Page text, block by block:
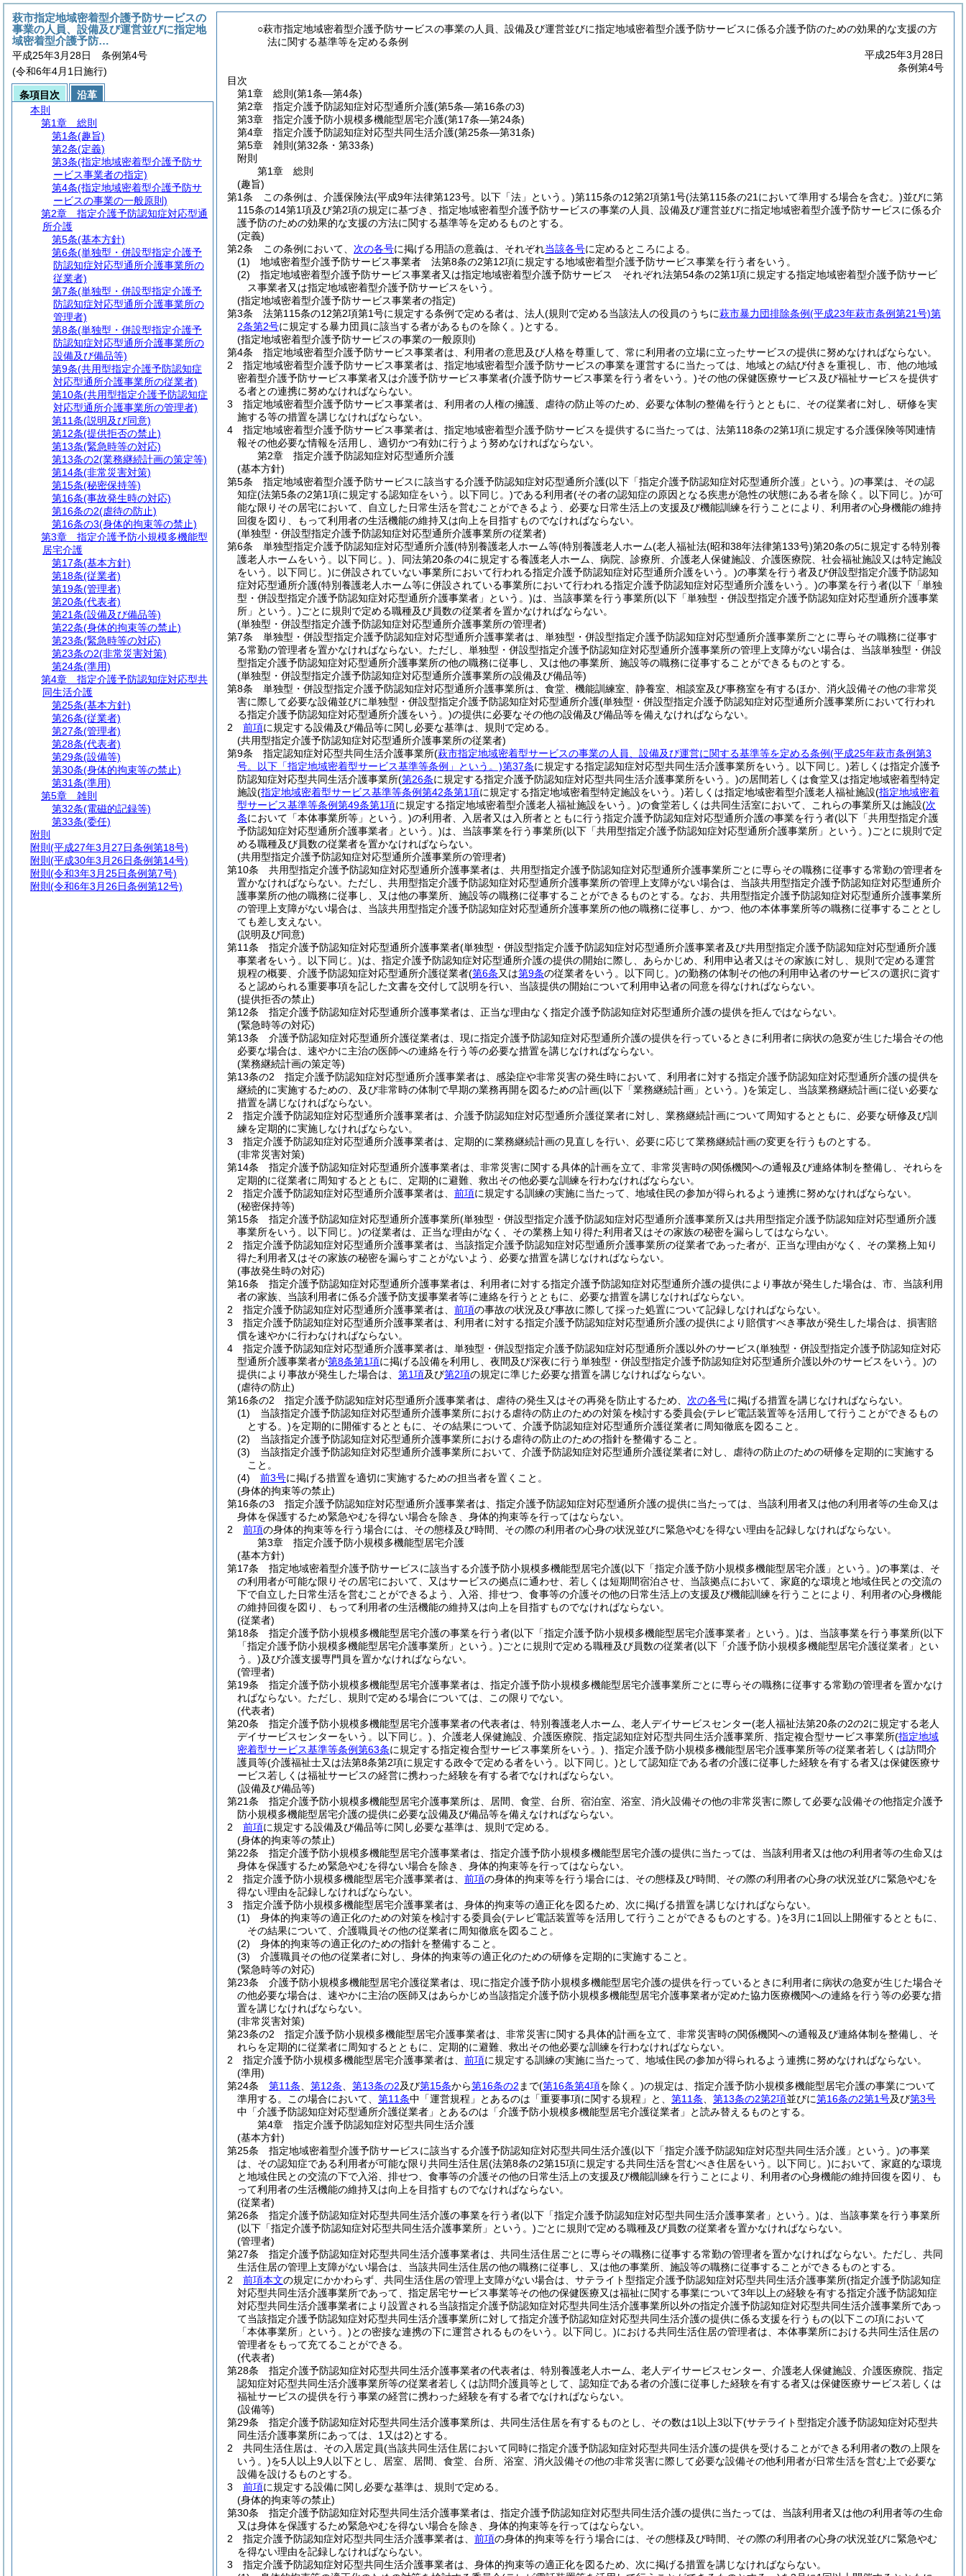
○萩市指定地域密着型介護予防サービスの事業の人員、設備及び運営並びに指定地域密着型介護予防サービスに係る介護予防のための効果的な支援の方
法に関する基準等を定める条例
平成25年3月28日
条例第4号
目次
第1章
総則 (第1条―第4条)
第2章
指定介護予防認知症対応型通所介護(第5条―第16条の3)
第3章
指定介護予防小規模多機能型居宅介護(第17条―第24条)
第4章
指定介護予防認知症対応型共同生活介護(第25条―第31条)
第5章
雑則 (第32条・第33条)
附則
第1章
総則
(趣旨)
第1条
この条例は、介護保険法(平成9年法律第123号。以下「法」という。)第115条の12第2項第1号(法第115条の21において準用する場合を含む。)並びに第
115条の14第1項及び第2項の規定に基づき、指定地域密着型介護予防サービスの事業の人員、設備及び運営並びに指定地域密着型介護予防サービスに係る介
護予防のための効果的な支援の方法に関する基準等を定めるものとする。
(定義)
第2条
この条例において、 次の各号に掲げる用語の意義は、それぞれ当該各号に定めるところによる。
(1)
地域密着型介護予防サービス事業者 法第8条の2第12項に規定する地域密着型介護予防サービス事業を行う者をいう。
(2)
指定地域密着型介護予防サービス事業者又は指定地域密着型介護予防サービス それぞれ法第54条の2第1項に規定する指定地域密着型介護予防サービ
ス事業者又は指定地域密着型介護予防サービスをいう。
(指定地域密着型介護予防サービス事業者の指定)
第3条
法第115条の12第2項第1号に規定する条例で定める者は、法人(規則で定める当該法人の役員のうちに萩市暴力団排除条例(平成23年萩市条例第21号)第
2条第2号に規定する暴力団員に該当する者があるものを除く。)とする。
(指定地域密着型介護予防サービスの事業の一般原則)
第4条
指定地域密着型介護予防サービス事業者は、利用者の意思及び人格を尊重して、常に利用者の立場に立ったサービスの提供に努めなければならない。
2
指定地域密着型介護予防サービス事業者は、指定地域密着型介護予防サービスの事業を運営するに当たっては、地域との結び付きを重視し、市、他の地域
密着型介護予防サービス事業者又は介護予防サービス事業者(介護予防サービス事業を行う者をいう。)その他の保健医療サービス及び福祉サービスを提供す
る者との連携に努めなければならない。
3
指定地域密着型介護予防サービス事業者は、利用者の人権の擁護、虐待の防止等のため、必要な体制の整備を行うとともに、その従業者に対し、研修を実
施する等の措置を講じなければならない。
4
指定地域密着型介護予防サービス事業者は、指定地域密着型介護予防サービスを提供するに当たっては、法第118条の2第1項に規定する介護保険等関連情
報その他必要な情報を活用し、適切かつ有効に行うよう努めなければならない。
第2章
指定介護予防認知症対応型通所介護
(基本方針)
第5条
指定地域密着型介護予防サービスに該当する介護予防認知症対応型通所介護(以下「指定介護予防認知症対応型通所介護」という。)の事業は、その認
知症(法第5条の2第1項に規定する認知症をいう。以下同じ。)である利用者(その者の認知症の原因となる疾患が急性の状態にある者を除く。以下同じ。)が可
能な限りその居宅において、自立した日常生活を営むことができるよう、必要な日常生活上の支援及び機能訓練を行うことにより、利用者の心身機能の維持
回復を図り、もって利用者の生活機能の維持又は向上を目指すものでなければならない。
(単独型・併設型指定介護予防認知症対応型通所介護事業所の従業者)
第6条
単独型指定介護予防認知症対応型通所介護(特別養護老人ホーム等(特別養護老人ホーム(老人福祉法(昭和38年法律第133号)第20条の5に規定する特別養
護老人ホームをいう。以下同じ。) 、同法第20条の4に規定する養護老人ホーム、病院、診療所、介護老人保健施設、介護医療院、社会福祉施設又は特定施設
をいう。以下同じ。)に併設されていない事業所において行われる指定介護予防認知症対応型通所介護をいう。)の事業を行う者及び併設型指定介護予防認知
症対応型通所介護(特別養護老人ホーム等に併設されている事業所において行われる指定介護予防認知症対応型通所介護をいう。)の事業を行う者(以下「単独
型・併設型指定介護予防認知症対応型通所介護事業者」という。)は、当該事業を行う事業所(以下「単独型・併設型指定介護予防認知症対応型通所介護事業
所」という。)ごとに規則で定める職種及び員数の従業者を置かなければならない。
(単独型・併設型指定介護予防認知症対応型通所介護事業所の管理者)
第7条
単独型・併設型指定介護予防認知症対応型通所介護事業者は、単独型・併設型指定介護予防認知症対応型通所介護事業所ごとに専らその職務に従事す
る常勤の管理者を置かなければならない。 ただし、単独型・併設型指定介護予防認知症対応型通所介護事業所の管理上支障がない場合は、当該単独型・併設
型指定介護予防認知症対応型通所介護事業所の他の職務に従事し、又は他の事業所、施設等の職務に従事することができるものとする。
(単独型・併設型指定介護予防認知症対応型通所介護事業所の設備及び備品等)
第8条
単独型・併設型指定介護予防認知症対応型通所介護事業所は、食堂、機能訓練室、静養室、相談室及び事務室を有するほか、消火設備その他の非常災
害に際して必要な設備並びに単独型・併設型指定介護予防認知症対応型通所介護(単独型・併設型指定介護予防認知症対応型通所介護事業所において行われ
る指定介護予防認知症対応型通所介護をいう。)の提供に必要なその他の設備及び備品等を備えなければならない。
2
前項に規定する設備及び備品等に関し必要な基準は、規則で定める。
(共用型指定介護予防認知症対応型通所介護事業所の従業者)
第9条
指定認知症対応型共同生活介護事業所(萩市指定地域密着型サービスの事業の人員、設備及び運営に関する基準等を定める条例(平成25年萩市条例第3
号。以下「指定地域密着型サービス基準等条例」という。)第37条に規定する指定認知症対応型共同生活介護事業所をいう。以下同じ。)若しくは指定介護予
防認知症対応型共同生活介護事業所(第26条に規定する指定介護予防認知症対応型共同生活介護事業所をいう。)の居間若しくは食堂又は指定地域密着型特定
施設(指定地域密着型サービス基準等条例第42条第1項に規定する指定地域密着型特定施設をいう。)若しくは指定地域密着型介護老人福祉施設(指定地域密着
型サービス基準等条例第49条第1項に規定する指定地域密着型介護老人福祉施設をいう。)の食堂若しくは共同生活室において、これらの事業所又は施設(次
条において「本体事業所等」という。)の利用者、入居者又は入所者とともに行う指定介護予防認知症対応型通所介護の事業を行う者(以下「共用型指定介護
予防認知症対応型通所介護事業者」という。)は、当該事業を行う事業所(以下「共用型指定介護予防認知症対応型通所介護事業所」という。)ごとに規則で定
める職種及び員数の従業者を置かなければならない。
(共用型指定介護予防認知症対応型通所介護事業所の管理者)
第10条
共用型指定介護予防認知症対応型通所介護事業者は、共用型指定介護予防認知症対応型通所介護事業所ごとに専らその職務に従事する常勤の管理者を
置かなければならない。 ただし、共用型指定介護予防認知症対応型通所介護事業所の管理上支障がない場合は、当該共用型指定介護予防認知症対応型通所介
護事業所の他の職務に従事し、又は他の事業所、施設等の職務に従事することができるものとする。 なお、共用型指定介護予防認知症対応型通所介護事業所
の管理上支障がない場合は、当該共用型指定介護予防認知症対応型通所介護事業所の他の職務に従事し、かつ、他の本体事業所等の職務に従事することとし
ても差し支えない。
(説明及び同意)
第11条
指定介護予防認知症対応型通所介護事業者(単独型・併設型指定介護予防認知症対応型通所介護事業者及び共用型指定介護予防認知症対応型通所介護
事業者をいう。以下同じ。)は、指定介護予防認知症対応型通所介護の提供の開始に際し、あらかじめ、利用申込者又はその家族に対し、規則で定める運営
規程の概要、介護予防認知症対応型通所介護従業者(第6条又は第9条の従業者をいう。以下同じ。)の勤務の体制その他の利用申込者のサービスの選択に資す
ると認められる重要事項を記した文書を交付して説明を行い、当該提供の開始について利用申込者の同意を得なければならない。
(提供拒否の禁止)
第12条
指定介護予防認知症対応型通所介護事業者は、正当な理由なく指定介護予防認知症対応型通所介護の提供を拒んではならない。
(緊急時等の対応)
第13条
介護予防認知症対応型通所介護従業者は、現に指定介護予防認知症対応型通所介護の提供を行っているときに利用者に病状の急変が生じた場合その他
必要な場合は、速やかに主治の医師への連絡を行う等の必要な措置を講じなければならない。
(業務継続計画の策定等)
第13条の2
指定介護予防認知症対応型通所介護事業者は、感染症や非常災害の発生時において、利用者に対する指定介護予防認知症対応型通所介護の提供を
継続的に実施するための、及び非常時の体制で早期の業務再開を図るための計画(以下「業務継続計画」という。)を策定し、当該業務継続計画に従い必要な
措置を講じなければならない。
2
指定介護予防認知症対応型通所介護事業者は、介護予防認知症対応型通所介護従業者に対し、業務継続計画について周知するとともに、必要な研修及び訓
練を定期的に実施しなければならない。
3
指定介護予防認知症対応型通所介護事業者は、定期的に業務継続計画の見直しを行い、必要に応じて業務継続計画の変更を行うものとする。
(非常災害対策)
第14条
指定介護予防認知症対応型通所介護事業者は、非常災害に関する具体的計画を立て、非常災害時の関係機関への通報及び連絡体制を整備し、それらを
定期的に従業者に周知するとともに、定期的に避難、救出その他必要な訓練を行わなければならない。
2
指定介護予防認知症対応型通所介護事業者は、 前項に規定する訓練の実施に当たって、地域住民の参加が得られるよう連携に努めなければならない。
(秘密保持等)
第15条
指定介護予防認知症対応型通所介護事業所(単独型・併設型指定介護予防認知症対応型通所介護事業所又は共用型指定介護予防認知症対応型通所介護
事業所をいう。以下同じ。)の従業者は、正当な理由がなく、その業務上知り得た利用者又はその家族の秘密を漏らしてはならない。
2
指定介護予防認知症対応型通所介護事業者は、当該指定介護予防認知症対応型通所介護事業所の従業者であった者が、正当な理由がなく、その業務上知り
得た利用者又はその家族の秘密を漏らすことがないよう、必要な措置を講じなければならない。
(事故発生時の対応)
第16条
指定介護予防認知症対応型通所介護事業者は、利用者に対する指定介護予防認知症対応型通所介護の提供により事故が発生した場合は、市、当該利用
者の家族、当該利用者に係る介護予防支援事業者等に連絡を行うとともに、必要な措置を講じなければならない。
2
指定介護予防認知症対応型通所介護事業者は、 前項の事故の状況及び事故に際して採った処置について記録しなければならない。
3
指定介護予防認知症対応型通所介護事業者は、利用者に対する指定介護予防認知症対応型通所介護の提供により賠償すべき事故が発生した場合は、損害賠
償を速やかに行わなければならない。
4
指定介護予防認知症対応型通所介護事業者は、単独型・併設型指定介護予防認知症対応型通所介護以外のサービス(単独型・併設型指定介護予防認知症対応
型通所介護事業者が第8条第1項に掲げる設備を利用し、夜間及び深夜に行う単独型・併設型指定介護予防認知症対応型通所介護以外のサービスをいう。)の
提供により事故が発生した場合は、 第1項及び第2項の規定に準じた必要な措置を講じなければならない。
(虐待の防止)
第16条の2
指定介護予防認知症対応型通所介護事業者は、虐待の発生又はその再発を防止するため、 次の各号に掲げる措置を講じなければならない。
(1)
当該指定介護予防認知症対応型通所介護事業所における虐待の防止のための対策を検討する委員会(テレビ電話装置等を活用して行うことができるもの
とする。)を定期的に開催するとともに、その結果について、介護予防認知症対応型通所介護従業者に周知徹底を図ること。
(2)
当該指定介護予防認知症対応型通所介護事業所における虐待の防止のための指針を整備すること。
(3)
当該指定介護予防認知症対応型通所介護事業所において、介護予防認知症対応型通所介護従業者に対し、虐待の防止のための研修を定期的に実施する
こと。
(4)
前3号に掲げる措置を適切に実施するための担当者を置くこと。
(身体的拘束等の禁止)
第16条の3
指定介護予防認知症対応型通所介護事業者は、指定介護予防認知症対応型通所介護の提供に当たっては、当該利用者又は他の利用者等の生命又は
身体を保護するため緊急やむを得ない場合を除き、身体的拘束等を行ってはならない。
2
前項の身体的拘束等を行う場合には、その態様及び時間、その際の利用者の心身の状況並びに緊急やむを得ない理由を記録しなければならない。
第3章
指定介護予防小規模多機能型居宅介護
(基本方針)
第17条
指定地域密着型介護予防サービスに該当する介護予防小規模多機能型居宅介護(以下「指定介護予防小規模多機能型居宅介護」という。)の事業は、そ
の利用者が可能な限りその居宅において、又はサービスの拠点に通わせ、若しくは短期間宿泊させ、当該拠点において、家庭的な環境と地域住民との交流の
下で自立した日常生活を営むことができるよう、入浴、排せつ、食事等の介護その他の日常生活上の支援及び機能訓練を行うことにより、利用者の心身機能
の維持回復を図り、もって利用者の生活機能の維持又は向上を目指すものでなければならない。
(従業者)
第18条
指定介護予防小規模多機能型居宅介護の事業を行う者(以下「指定介護予防小規模多機能型居宅介護事業者」という。)は、当該事業を行う事業所(以下
「指定介護予防小規模多機能型居宅介護事業所」という。)ごとに規則で定める職種及び員数の従業者(以下「介護予防小規模多機能型居宅介護従業者」とい
う。)及び介護支援専門員を置かなければならない。
(管理者)
第19条
指定介護予防小規模多機能型居宅介護事業者は、指定介護予防小規模多機能型居宅介護事業所ごとに専らその職務に従事する常勤の管理者を置かなけ
ればならない。 ただし、規則で定める場合については、この限りでない。
(代表者)
第20条
指定介護予防小規模多機能型居宅介護事業者の代表者は、特別養護老人ホーム、老人デイサービスセンター(老人福祉法第20条の2の2に規定する老人
デイサービスセンターをいう。以下同じ。) 、介護老人保健施設、介護医療院、指定認知症対応型共同生活介護事業所、指定複合型サービス事業所(指定地域
密着型サービス基準等条例第63条に規定する指定複合型サービス事業所をいう。) 、指定介護予防小規模多機能型居宅介護事業所等の従業者若しくは訪問介
護員等(介護福祉士又は法第8条第2項に規定する政令で定める者をいう。以下同じ。)として認知症である者の介護に従事した経験を有する者又は保健医療サ
ービス若しくは福祉サービスの経営に携わった経験を有する者でなければならない。
(設備及び備品等)
第21条
指定介護予防小規模多機能型居宅介護事業所は、居間、食堂、台所、宿泊室、浴室、消火設備その他の非常災害に際して必要な設備その他指定介護予
防小規模多機能型居宅介護の提供に必要な設備及び備品等を備えなければならない。
2
前項に規定する設備及び備品等に関し必要な基準は、規則で定める。
(身体的拘束等の禁止)
第22条
指定介護予防小規模多機能型居宅介護事業者は、指定介護予防小規模多機能型居宅介護の提供に当たっては、当該利用者又は他の利用者等の生命又は
身体を保護するため緊急やむを得ない場合を除き、身体的拘束等を行ってはならない。
2
指定介護予防小規模多機能型居宅介護事業者は、 前項の身体的拘束等を行う場合には、その態様及び時間、その際の利用者の心身の状況並びに緊急やむを
得ない理由を記録しなければならない。
3
指定介護予防小規模多機能型居宅介護事業者は、身体的拘束等の適正化を図るため、次に掲げる措置を講じなければならない。
(1)
身体的拘束等の適正化のための対策を検討する委員会(テレビ電話装置等を活用して行うことができるものとする。)を3月に1回以上開催するとともに、
その結果について、介護職員その他の従業者に周知徹底を図ること。
(2)
身体的拘束等の適正化のための指針を整備すること。
(3)
介護職員その他の従業者に対し、身体的拘束等の適正化のための研修を定期的に実施すること。
(緊急時等の対応)
第23条
介護予防小規模多機能型居宅介護従業者は、現に指定介護予防小規模多機能型居宅介護の提供を行っているときに利用者に病状の急変が生じた場合そ
の他必要な場合は、速やかに主治の医師又はあらかじめ当該指定介護予防小規模多機能型居宅介護事業者が定めた協力医療機関への連絡を行う等の必要な措
置を講じなければならない。
(非常災害対策)
第23条の2
指定介護予防小規模多機能型居宅介護事業者は、非常災害に関する具体的計画を立て、非常災害時の関係機関への通報及び連絡体制を整備し、そ
れらを定期的に従業者に周知するとともに、定期的に避難、救出その他必要な訓練を行わなければならない。
2
指定介護予防小規模多機能型居宅介護事業者は、 前項に規定する訓練の実施に当たって、地域住民の参加が得られるよう連携に努めなければならない。
(準用)
第24条
第11条 第12条 第13条の2及び第15条から第16条の2 まで(第16条第4項を除く。)の規定は、指定介護予防小規模多機能型居宅介護の事業について
準用する。
この場合において、 第11条中「運営規程」とあるのは「重要事項に関する規程」と、 第11条 第13条の2第2項並びに第16条の2第1号及び第3号
中「介護予防認知症対応型通所介護従業者」とあるのは「介護予防小規模多機能型居宅介護従業者」と読み替えるものとする。
第4章
指定介護予防認知症対応型共同生活介護
(基本方針)
第25条
指定地域密着型介護予防サービスに該当する介護予防認知症対応型共同生活介護(以下「指定介護予防認知症対応型共同生活介護」という。)の事業
は、その認知症である利用者が可能な限り共同生活住居(法第8条の2第15項に規定する共同生活を営むべき住居をいう。以下同じ。)において、家庭的な環境
と地域住民との交流の下で入浴、排せつ、食事等の介護その他の日常生活上の支援及び機能訓練を行うことにより、利用者の心身機能の維持回復を図り、も
って利用者の生活機能の維持又は向上を目指すものでなければならない。
(従業者)
第26条
指定介護予防認知症対応型共同生活介護の事業を行う者(以下「指定介護予防認知症対応型共同生活介護事業者」という。)は、当該事業を行う事業所
(以下「指定介護予防認知症対応型共同生活介護事業所」という。)ごとに規則で定める職種及び員数の従業者を置かなければならない。
(管理者)
第27条
指定介護予防認知症対応型共同生活介護事業者は、共同生活住居ごとに専らその職務に従事する常勤の管理者を置かなければならない。 ただし、共同
生活住居の管理上支障がない場合は、当該共同生活住居の他の職務に従事し、又は他の事業所、施設等の職務に従事することができるものとする。
2
前項本文の規定にかかわらず、共同生活住居の管理上支障がない場合は、サテライト型指定介護予防認知症対応型共同生活介護事業所(指定介護予防認知症
対応型共同生活介護事業所であって、指定居宅サービス事業等その他の保健医療又は福祉に関する事業について3年以上の経験を有する指定介護予防認知症
対応型共同生活介護事業者により設置される当該指定介護予防認知症対応型共同生活介護事業所以外の指定介護予防認知症対応型共同生活介護事業所であっ
て当該指定介護予防認知症対応型共同生活介護事業所に対して指定介護予防認知症対応型共同生活介護の提供に係る支援を行うもの(以下この項において
「本体事業所」という。)との密接な連携の下に運営されるものをいう。以下同じ。)における共同生活住居の管理者は、本体事業所における共同生活住居の
管理者をもって充てることができる。
(代表者)
第28条
指定介護予防認知症対応型共同生活介護事業者の代表者は、特別養護老人ホーム、老人デイサービスセンター、介護老人保健施設、介護医療院、指定
認知症対応型共同生活介護事業所等の従業者若しくは訪問介護員等として、認知症である者の介護に従事した経験を有する者又は保健医療サービス若しくは
福祉サービスの提供を行う事業の経営に携わった経験を有する者でなければならない。
(設備等)
第29条
指定介護予防認知症対応型共同生活介護事業所は、共同生活住居を有するものとし、その数は1以上3以下(サテライト型指定介護予防認知症対応型共
同生活介護事業所にあっては、1又は2)とする。
2
共同生活住居は、その入居定員(当該共同生活住居において同時に指定介護予防認知症対応型共同生活介護の提供を受けることができる利用者の数の上限を
いう。)を5人以上9人以下とし、居室、居間、食堂、台所、浴室、消火設備その他の非常災害に際して必要な設備その他利用者が日常生活を営む上で必要な
設備を設けるものとする。
3
前項に規定する設備に関し必要な基準は、規則で定める。
(身体的拘束等の禁止)
第30条
指定介護予防認知症対応型共同生活介護事業者は、指定介護予防認知症対応型共同生活介護の提供に当たっては、当該利用者又は他の利用者等の生命
又は身体を保護するため緊急やむを得ない場合を除き、身体的拘束等を行ってはならない。
2
指定介護予防認知症対応型共同生活介護事業者は、 前項の身体的拘束等を行う場合には、その態様及び時間、その際の利用者の心身の状況並びに緊急やむ
を得ない理由を記録しなければならない。
3
指定介護予防認知症対応型共同生活介護事業者は、身体的拘束等の適正化を図るため、次に掲げる措置を講じなければならない。
萩市指定地域密着型介護予防サービスの
事業の人員、設備及び運営並びに指定地
域密着型介護予防…
平成25年3月28日 条例第4号
(令和6年4月1日施行)
条項目次
沿革
本則
第1章
総則
第1条(趣旨)
第2条(定義)
第3条(指定地域密着型介護予防サ
ービス事業者の指定)
第4条(指定地域密着型介護予防サ
ービスの事業の一般原則)
第2章
指定介護予防認知症対応型通
所介護
第5条(基本方針)
第6条(単独型・併設型指定介護予
防認知症対応型通所介護事業所の
従業者)
第7条(単独型・併設型指定介護予
防認知症対応型通所介護事業所の
管理者)
第8条(単独型・併設型指定介護予
防認知症対応型通所介護事業所の
設備及び備品等)
第9条(共用型指定介護予防認知症
対応型通所介護事業所の従業者)
第10条(共用型指定介護予防認知症
対応型通所介護事業所の管理者)
第11条(説明及び同意)
第12条(提供拒否の禁止)
第13条(緊急時等の対応)
第13条の2(業務継続計画の策定等)
第14条(非常災害対策)
第15条(秘密保持等)
第16条(事故発生時の対応)
第16条の2(虐待の防止)
第16条の3(身体的拘束等の禁止)
第3章
指定介護予防小規模多機能型
居宅介護
第17条(基本方針)
第18条(従業者)
第19条(管理者)
第20条(代表者)
第21条(設備及び備品等)
第22条(身体的拘束等の禁止)
第23条(緊急時等の対応)
第23条の2(非常災害対策)
第24条(準用)
第4章
指定介護予防認知症対応型共
同生活介護
第25条(基本方針)
第26条(従業者)
第27条(管理者)
第28条(代表者)
第29条(設備等)
第30条(身体的拘束等の禁止)
第31条(準用)
第5章
雑則
第32条(電磁的記録等)
第33条(委任)
附則
附則 (平成27年3月27日条例第18号)
附則 (平成30年3月26日条例第14号)
附則 (令和3年3月25日条例第7号)
附則 (令和6年3月26日条例第12号)